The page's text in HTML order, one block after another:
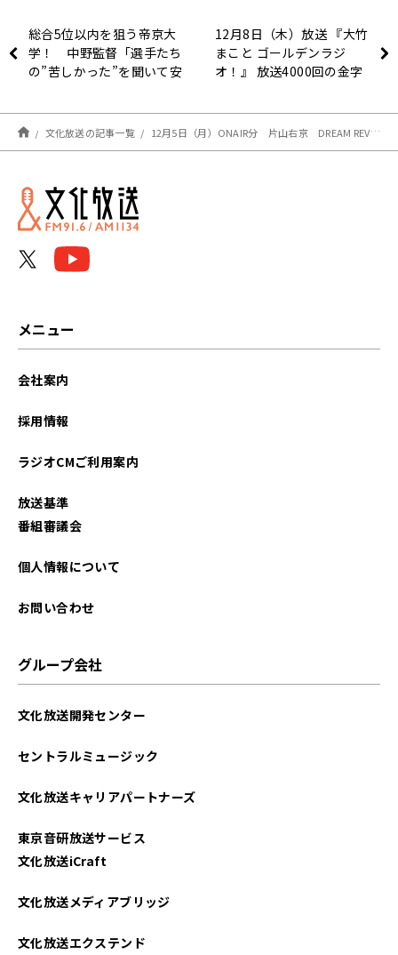
総合5位以内を狙う帝京大
学！ 中野監督「選手たち
の”苦しかった”を聞いて安
～
12月8日（木）放送 『大竹
まこと ゴールデンラジ
オ！』 放送4000回の金字
伊集院光も祝福！ 「ボー
っとしてる間にこんなとこ
ろまで。人生、なにがある
文化放送の記事一覧 12月5日（月）ONAIR分 片山右京 DREAM REVIEW レポート！！
メニュー
会社案内
採用情報
ラジオCMご利用案内
放送基準
番組審議会
個人情報について
お問い合わせ
グループ会社
文化放送開発センター
セントラルミュージック
文化放送キャリアパートナーズ
東京音研放送サービス
文化放送iCraft
文化放送メディアブリッジ
文化放送エクステンド